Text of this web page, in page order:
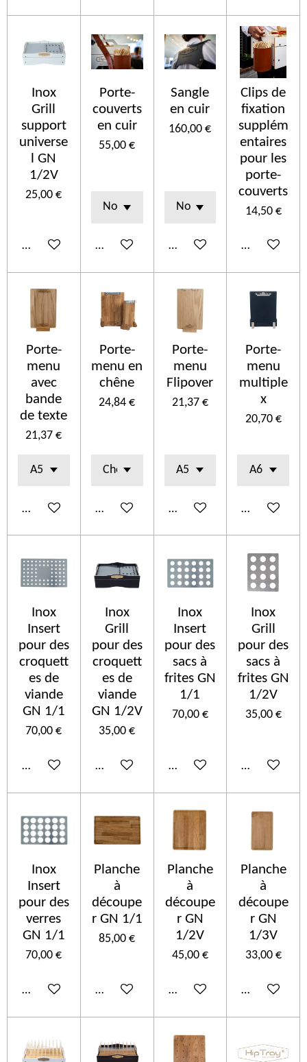
Inox
Grill
support
universe
l GN
1/2V
25,00 €
Añadir al carrito
Porte-
couverts
en cuir
55,00 €
Ver detalles
Sangle
en cuir
160,00 €
Añadir al carrito
Clips de
fixation
supplém
entaires
pour les
porte-
couverts
14,50 €
Añadir al
Porte-
menu
avec
bande
de texte
21,37 €
Añadir al carrito
Porte-
menu en
chêne
24,84 €
Añadir al carrito
Porte-
menu
Flipover
21,37 €
Añadir al carrito
Porte-
menu
multiple
x
20,70 €
Añadir al
Inox
Insert
pour des
croquett
es de
viande
GN 1/1
70,00 €
Añadir al carrito
Inox
Grill
pour des
croquett
es de
viande
GN 1/2V
35,00 €
Añadir al carrito
Inox
Insert
pour des
sacs à
frites GN
1/1
70,00 €
Añadir al carrito
Inox
Grill
pour des
sacs à
frites GN
1/2V
35,00 €
Añadir al
Inox
Insert
pour des
verres
GN 1/1
70,00 €
Añadir al carrito
Planche
à
découpe
r GN 1/1
85,00 €
Añadir al carrito
Planche
à
découpe
r GN
1/2V
45,00 €
Añadir al carrito
Planche
à
découpe
r GN
1/3V
33,00 €
Añadir al